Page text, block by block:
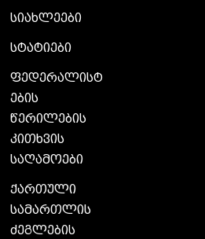
სიახლეები
სტატიები
ფედერალისტ
ების
წერილების
კითხვის
საღამოები
ქართული
სამართლის
ძეგლების